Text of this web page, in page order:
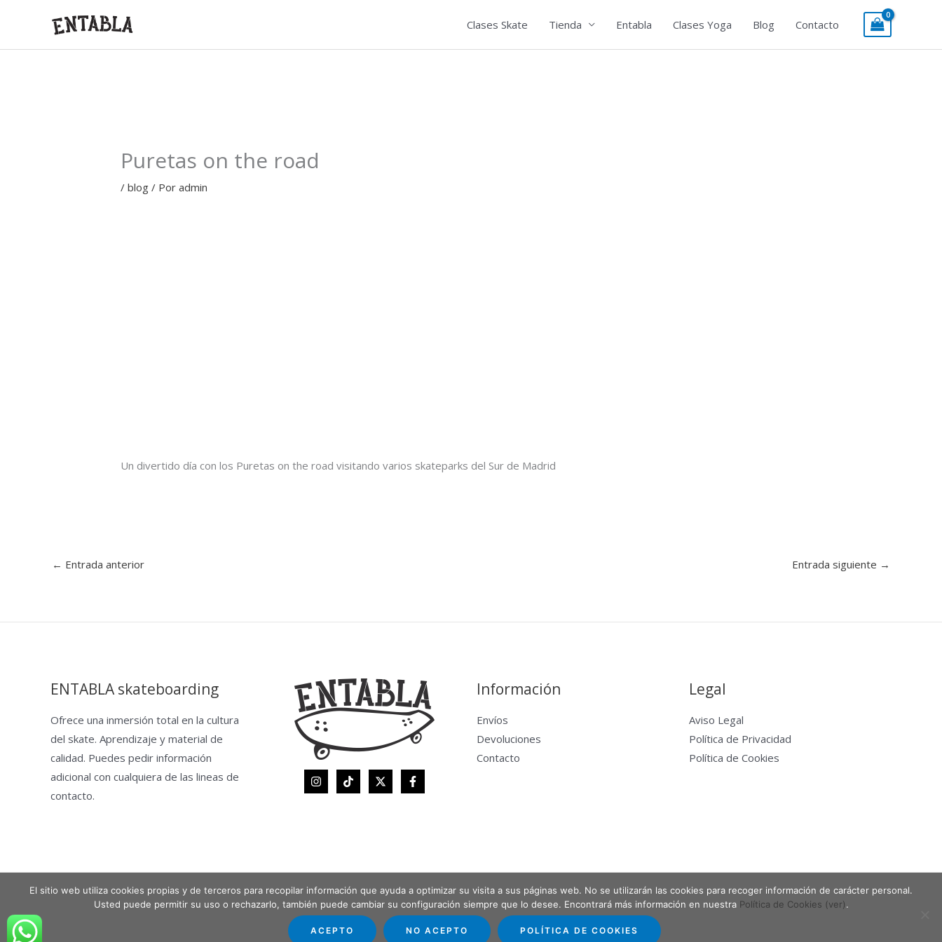
contenido
Clases Skate Tienda Entabla Clases Yoga Blog Contacto
Puretas on the road
/blog / Poradmin
Un divertido día con los Puretas on the road visitando varios skateparks del Sur de Madrid
← Entrada anterior Entrada siguiente →
ENTABLA skateboarding
Ofrece una inmersión total en la cultura
del skate. Aprendizaje y material de
calidad. Puedes pedir información
adicional con cualquiera de las lineas de
contacto.
Información
Envíos
Devoluciones
Contacto
Legal
Aviso Legal
Política de Privacidad
Política de Cookies
Copyright © 2026 Entabla Clases de skate en Madrid Powered by Entabla Clases de skate en Madrid
El sitio web utiliza cookies propias y de terceros para recopilar información que ayuda a optimizar su visita a sus páginas web. No se utilizarán las cookies para recoger información de carácter personal.
Usted puede permitir su uso o rechazarlo, también puede cambiar su configuración siempre que lo desee. Encontrará más información en nuestra Política de Cookies (ver).
ACEPTO NO ACEPTO POLÍTICA DE COOKIES